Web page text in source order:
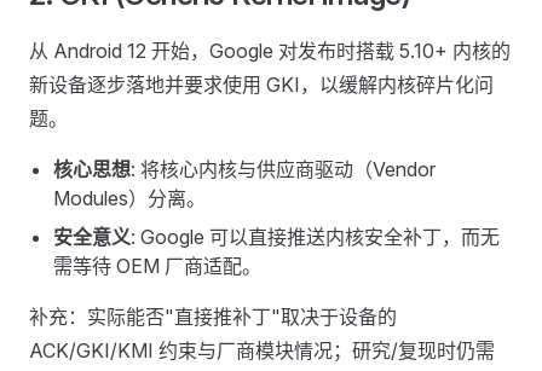
从 Android 12 开始，Google 对发布时搭载 5.10+ 内核的
新设备逐步落地并要求使用 GKI，以缓解内核碎片化问
题。
核心思想: 将核心内核与供应商驱动（Vendor
Modules）分离。
安全意义: Google 可以直接推送内核安全补丁，而无
需等待 OEM 厂商适配。
补充：实际能否"直接推补丁"取决于设备的
ACK/GKI/KMI 约束与厂商模块情况；研究/复现时仍需